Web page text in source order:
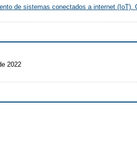
de sistemas conectados a internet (IoT).
2022